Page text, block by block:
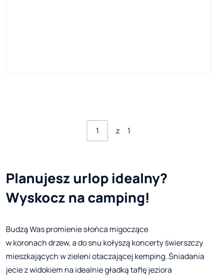
z 1
Planujesz urlop idealny?
Wyskocz na camping!
Budzą Was promienie słońca migoczące
w koronach drzew, a do snu kołyszą koncerty świerszczy
mieszkających w zieleni otaczającej kemping. Śniadania
jecie z widokiem na idealnie gładką taflę jeziora